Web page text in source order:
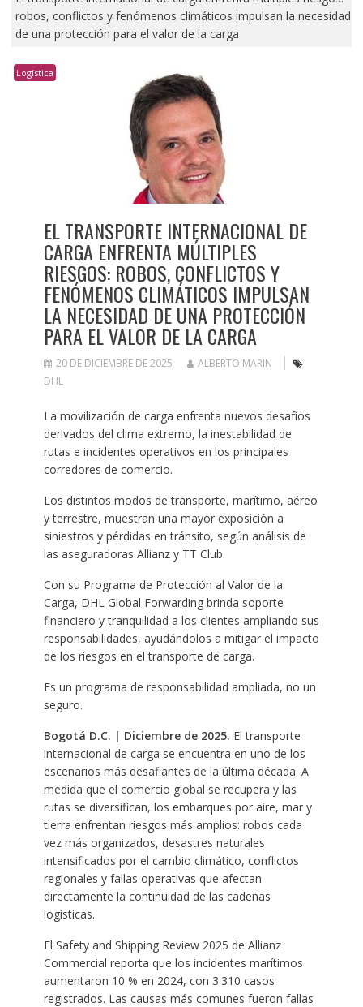
robos, conflictos y fenómenos climáticos impulsan la necesidad
de una protección para el valor de la carga
Logística
EL TRANSPORTE INTERNACIONAL DE
CARGA ENFRENTA MÚLTIPLES
RIESGOS: ROBOS, CONFLICTOS Y
FENÓMENOS CLIMÁTICOS IMPULSAN
LA NECESIDAD DE UNA PROTECCIÓN
PARA EL VALOR DE LA CARGA
20 DE DICIEMBRE DE 2025
ALBERTO MARIN
DHL
La movilización de carga enfrenta nuevos desafíos
derivados del clima extremo, la inestabilidad de
rutas e incidentes operativos en los principales
corredores de comercio.
Los distintos modos de transporte, marítimo, aéreo
y terrestre, muestran una mayor exposición a
siniestros y pérdidas en tránsito, según análisis de
las aseguradoras Allianz y TT Club.
Con su Programa de Protección al Valor de la
Carga, DHL Global Forwarding brinda soporte
financiero y tranquilidad a los clientes ampliando sus
responsabilidades, ayudándolos a mitigar el impacto
de los riesgos en el transporte de carga.
Es un programa de responsabilidad ampliada, no un
seguro.
Bogotá D.C. | Diciembre de 2025. El transporte
internacional de carga se encuentra en uno de los
escenarios más desafiantes de la última década. A
medida que el comercio global se recupera y las
rutas se diversifican, los embarques por aire, mar y
tierra enfrentan riesgos más amplios: robos cada
vez más organizados, desastres naturales
intensificados por el cambio climático, conflictos
regionales y fallas operativas que afectan
directamente la continuidad de las cadenas
logísticas.
El Safety and Shipping Review 2025 de Allianz
Commercial reporta que los incidentes marítimos
aumentaron 10 % en 2024, con 3.310 casos
registrados. Las causas más comunes fueron fallas